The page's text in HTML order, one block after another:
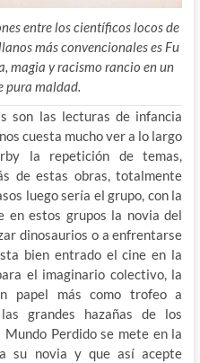
entre los científicos locos de
más convencionales es Fu
magia y racismo rancio en un
pura maldad.
son las lecturas de infancia
cuesta mucho ver a lo largo
la repetición de temas,
de estas obras, totalmente
luego sería el grupo, con la
en estos grupos la novia del
dinosaurios o a enfrentarse
bien entrado el cine en la
el imaginario colectivo, la
papel más como trofeo a
grandes hazañas de los
Perdido se mete en la
su novia y que así acepte